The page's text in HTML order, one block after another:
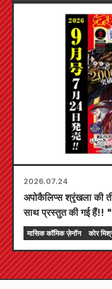
2026.07.24
अपोकैलिप्स श्रृंखला की
साथ प्रस्तुत की गई हैं!!
अंक" 24 जुलाई से बिक्री
मासिक कॉमिक ज़ेनॉन कोर